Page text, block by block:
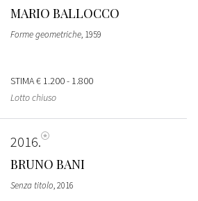
MARIO BALLOCCO
Forme geometriche, 1959
STIMA€ 1.200 - 1.800
Lotto chiuso
2016
BRUNO BANI
Senza titolo, 2016